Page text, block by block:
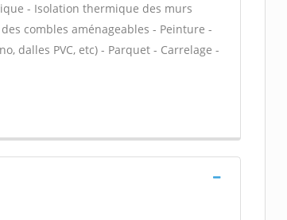
- Isolation thermique des murs
combles aménageables - Peinture -
dalles PVC, etc) - Parquet - Carrelage -